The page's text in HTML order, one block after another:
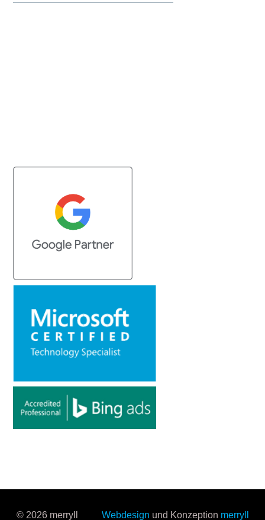
© 2026 merryll Webdesign und Konzeption merryll